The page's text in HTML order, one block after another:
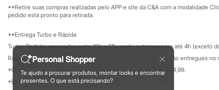
Cuidados com o corpo
Hidratante
Tratamento
Cuidados com o rosto
Esfoliante
Hidratante
Protetor solar
Tônicos
Personal Shopper
Te ajudo a procurar produtos, montar looks e encontrar
presentes. O que está precisando?
Formas de pagamento
**Retire suas compras realizadas pelo APP e site da C&A com a modalidade
pedido está pronto para retirada.
**Entrega Turbo e Rápida
Turbo: Pedidos aprovados entre 10h e 17h, serão entregues em até 4h (exceto
Rápida: Pedidos com os pagamentos aprovados até as 10h, serão entregues
*O valor do frete para o turbo é R$ 24,99 e para a rápida é R$ 14,99.
*Essa condição ainda não estará disponível em todas as lojas.